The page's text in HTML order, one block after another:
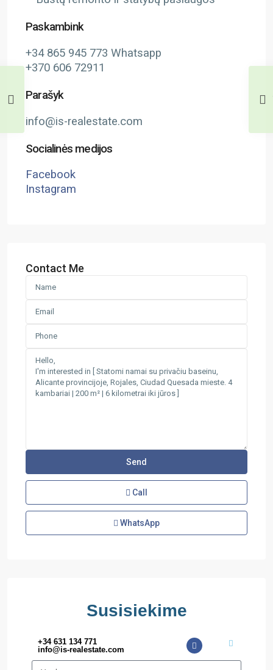
Paskambink
+34 865 945 773 Whatsapp
+370 606 72911
Parašyk
info@is-realestate.com
Socialinės medijos
Facebook
Instagram
Contact Me
Call
WhatsApp
Susisiekime
+34 631 134 771
info@is-realestate.com